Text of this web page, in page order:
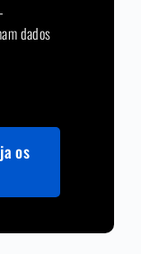
dados
os